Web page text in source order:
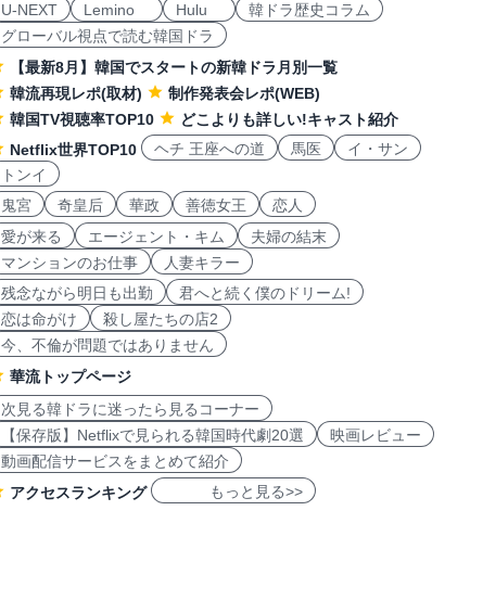
U-NEXT
Lemino Hulu
韓ドラ歴史コラム
グローバル視点で読む韓国ドラ
【最新8月】韓国でスタートの新韓ドラ月別一覧
韓流再現レポ(取材)
制作発表会レポ(WEB)
韓国TV視聴率TOP10
どこよりも詳しい!キャスト紹介
Netflix世界TOP10
ヘチ 王座への道 馬医
イ・サン
トンイ
鬼宮
奇皇后 華政 善徳女王
恋人
愛が来る
エージェント・キム
夫婦の結末
マンションのお仕事
人妻キラー
残念ながら明日も出勤
君へと続く僕のドリーム!
恋は命がけ
殺し屋たちの店2
今、不倫が問題ではありません
華流トップページ
次見る韓ドラに迷ったら見るコーナー
【保存版】Netflixで見られる韓国時代劇20選
映画レビュー
動画配信サービスをまとめて紹介
アクセスランキング
もっと見る>>